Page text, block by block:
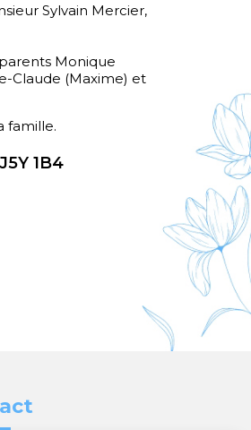
Sylvain Mercier,
Monique
Claude (Maxime) et
famille.
1B4